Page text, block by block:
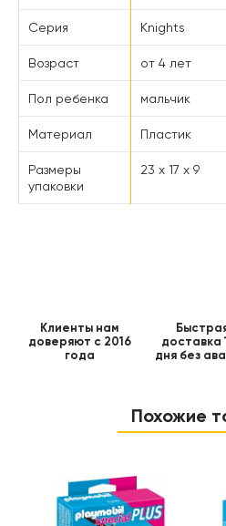
Серия Knights
Возраст от 4 лет
Пол ребенка мальчик
Материал Пластик
Размеры
упаковки
23 x 17 x 9
Клиенты нам
доверяют с 2016
года
доставка
дня без
Похожие